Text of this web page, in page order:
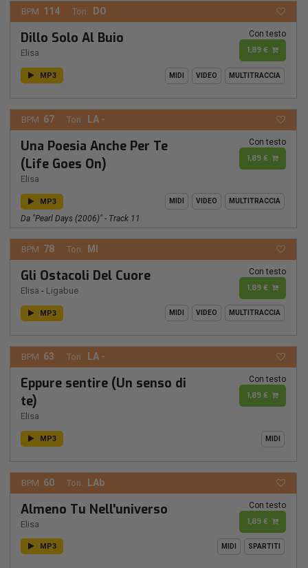
BPM: 114 Ton.: DO
Dillo Solo Al Buio
Elisa
Con testo
1,89 €
MP3 MIDI VIDEO MULTITRACCIA
BPM: 67 Ton.: LA -
Una Poesia Anche Per Te
(Life Goes On)
Elisa
Con testo
1,89 €
MP3 MIDI VIDEO MULTITRACCIA
Da "Pearl Days (2006)" - Track 11
BPM: 78 Ton.: MI
Gli Ostacoli Del Cuore
Elisa - Ligabue
Con testo
1,89 €
MP3 MIDI VIDEO MULTITRACCIA
BPM: 63 Ton.: LA -
Eppure sentire (Un senso di
te)
Elisa
Con testo
1,89 €
MP3 MIDI
BPM: 60 Ton.: LAb
Almeno Tu Nell'universo
Elisa
Con testo
1,89 €
MP3 MIDI SPARTITI